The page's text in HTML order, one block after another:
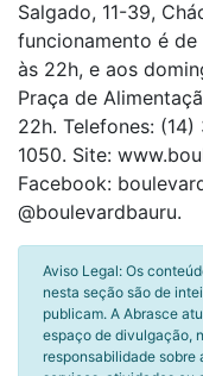
Salgado, 11-39,
funcionamento é
às 22h, e aos
Praça de
22h. Telefones:
1050. Site:
Facebook:
@boulevardbauru.
Aviso Legal: Os
nesta seção são de
publicam. A Abrasce
espaço de divulgação,
responsabilidade